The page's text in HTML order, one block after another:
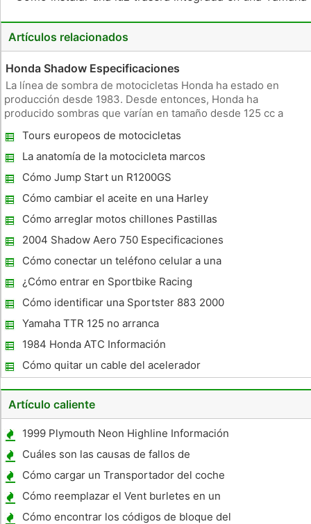
Artículos relacionados
Honda Shadow Especificaciones
La línea de sombra de motocicletas Honda ha estado en
producción desde 1983. Desde entonces, Honda ha
producido sombras que varían en tamaño desde 125 cc a
y se construyen para la comodidad. La línea actual de
motocicletas Shadow son todo
Tours europeos de motocicletas
La anatomía de la motocicleta marcos
Cómo Jump Start un R1200GS
Cómo cambiar el aceite en una Harley
Patrimonio 1991
Cómo arreglar motos chillones Pastillas
2004 Shadow Aero 750 Especificaciones
Cómo conectar un teléfono celular a una
motocicleta Intercom
¿Cómo entrar en Sportbike Racing
Cómo identificar una Sportster 883 2000
Desde el 1200
Yamaha TTR 125 no arranca
1984 Honda ATC Información
Cómo quitar un cable del acelerador
motocicleta
Artículo caliente
1999 Plymouth Neon Highline Información
Cuáles son las causas de fallos de
encendido en un BMW ?
Cómo cargar un Transportador del coche
Cómo reemplazar el Vent burletes en un
Chevy 1957
Cómo encontrar los códigos de bloque del